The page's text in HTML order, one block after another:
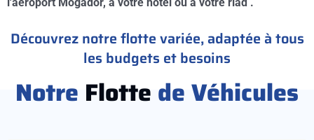
Découvrez notre flotte variée, adaptée à tous
les budgets et besoins
Notre Flotte de Véhicules